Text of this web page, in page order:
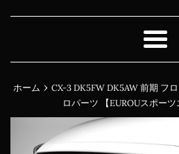
メ
ニ
ー
ホーム › CX-3 DK5FW DK5AW 前期 フ
ロパーツ 【EUROUスポーツ